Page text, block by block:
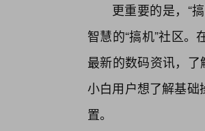
更重要的是，“
智慧的“搞机”社区
最新的数码资讯，
小白用户想了解基础
置。